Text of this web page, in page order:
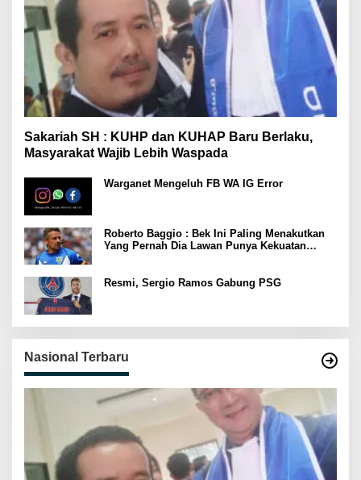
Sakariah SH : KUHP dan KUHAP Baru Berlaku,
Masyarakat Wajib Lebih Waspada
Warganet Mengeluh FB WA IG Error
Roberto Baggio : Bek Ini Paling Menakutkan
Yang Pernah Dia Lawan Punya Kekuatan
Resmi, Sergio Ramos Gabung PSG
Nasional Terbaru